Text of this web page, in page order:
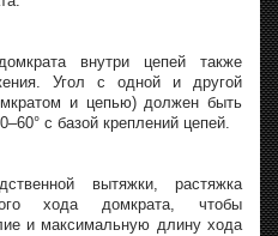
внутри цепей также
Угол с одной и другой
и цепью) должен быть
с базой креплений цепей.
вытяжки, растяжка
хода домкрата, чтобы
и максимальную длину хода